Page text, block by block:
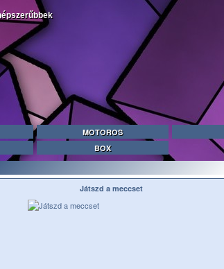
MOTOROS
BOX
Játszd a meccset